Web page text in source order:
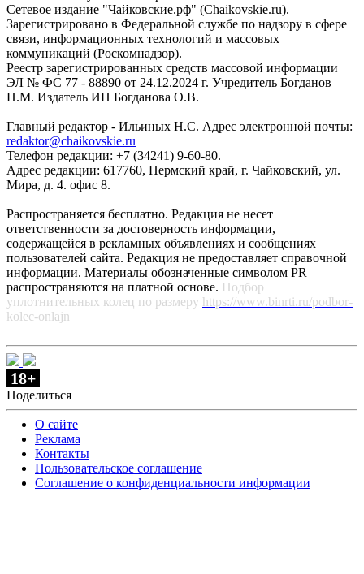
Сетевое издание "Чайковские.рф" (Chaikovskie.ru).
Зарегистрировано в Федеральной службе по надзору в сфере
связи, информационных технологий и массовых
коммуникаций (Роскомнадзор).
Реестр зарегистрированных средств массовой информации
ЭЛ № ФС 77 - 88890 от 24.12.2024 г. Учредитель Богданов
Н.М. Издатель ИП Богданова О.В.
Главный редактор - Ильиных Н.С. Адрес электронной почты:
redaktor@chaikovskie.ru
Телефон редакции: +7 (34241) 9-60-80.
Адрес редакции: 617760, Пермский край, г. Чайковский, ул.
Мира, д. 4. офис 8.
Распространяется бесплатно. Редакция не несет
ответственности за достоверность информации,
содержащейся в рекламных объявлениях и сообщениях
пользователей сайта. Редакция не предоставляет справочной
информации. Материалы обозначенные символом PR
распространяются на платной основе. Подбор
уплотнительных колец по размеру https://www.binrti.ru/podbor-
kolec-onlajn
18+
Поделиться
О сайте
Реклама
Контакты
Пользовательское соглашение
Соглашение о конфиденциальности информации